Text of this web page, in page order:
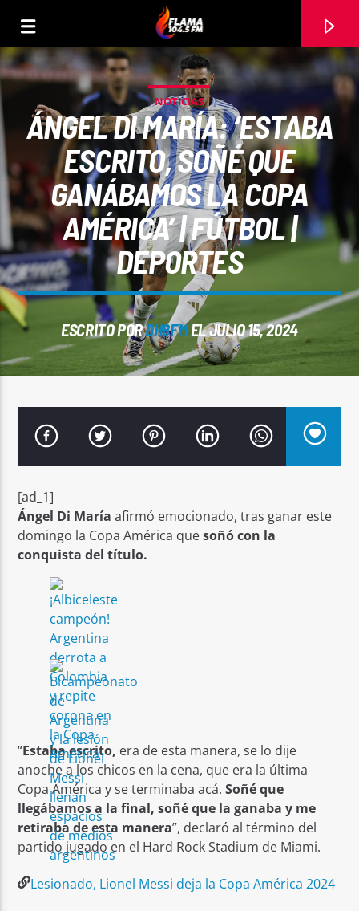
CANCIÓN ACTUAL
TÍTULO
ARTISTA
Señal FM
NOTICIAS
ÁNGEL DI MARÍA: ‘ESTABA
ESCRITO, SOÑÉ QUE
GANÁBAMOS LA COPA
AMÉRICA’ | FÚTBOL |
DEPORTES
ESCRITO PORDH8FMEL JULIO 15, 2024
[ad_1]
Ángel Di María afirmó emocionado, tras ganar este
domingo la Copa América quesoñó con la
conquista del título.
“Estaba escrito, era de esta manera, se lo dije
anoche a los chicos en la cena, que era la última
Copa América y se terminaba acá. Soñé que
llegábamos a la final, soñé que la ganaba y me
retiraba de esta manera”, declaró al término del
partido jugado en el Hard Rock Stadium de Miami.
Lesionado, Lionel Messi deja la Copa América 2024